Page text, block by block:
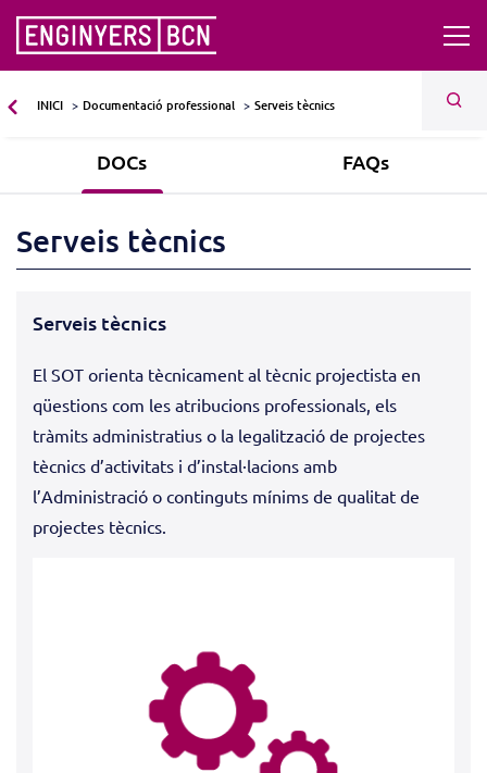
INICI Documentació professional Serveis tècnics
DOCs FAQs
Serveis tècnics
Serveis tècnics
El SOT orienta tècnicament al tècnic projectista en
qüestions com les atribucions professionals, els
tràmits administratius o la legalització de projectes
tècnics d’activitats i d’instal·lacions amb
l’Administració o continguts mínims de qualitat de
projectes tècnics.